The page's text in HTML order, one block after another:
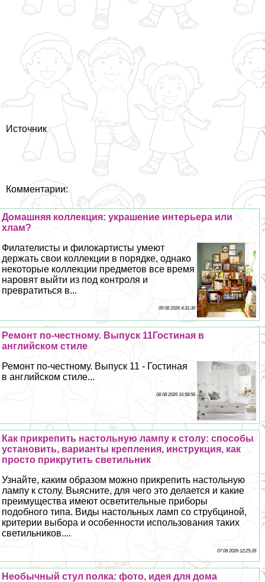
Источник
Комментарии:
Домашняя коллекция: украшение интерьера или
хлам?
Филателисты и филокартисты умеют
держать свои коллекции в порядке, однако
некоторые коллекции предметов все время
наровят выйти из под контроля и
превратиться в...
09 08 2026 4:31:30
Ремонт по-честному. Выпуск 11Гостиная в
английском стиле
Ремонт по-честному. Выпуск 11 - Гостиная
в английском стиле...
08 08 2026 16:58:56
Как прикрепить настольную лампу к столу: способы
установить, варианты крепления, инструкция, как
просто прикрутить светильник
Узнайте, каким образом можно прикрепить настольную
лампу к столу. Выясните, для чего это делается и какие
преимущества имеют осветительные приборы
подобного типа. Виды настольных ламп со струбциной,
критерии выбора и особенности использования таких
светильников....
07 08 2026 12:25:39
Необычный стул полка: фото, идея для дома